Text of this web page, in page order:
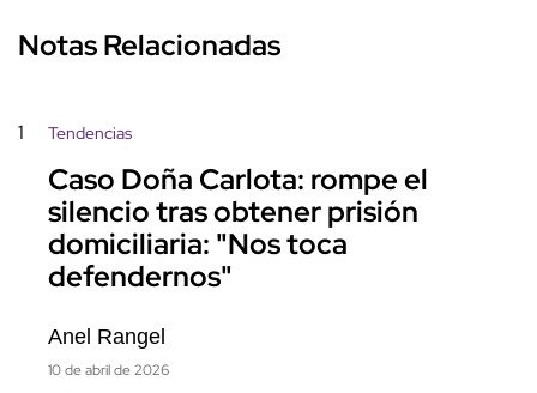
Notas Relacionadas
1 Tendencias
Caso Doña Carlota: rompe el
silencio tras obtener prisión
domiciliaria: "Nos toca
defendernos"
Anel Rangel
10 de abril de 2026